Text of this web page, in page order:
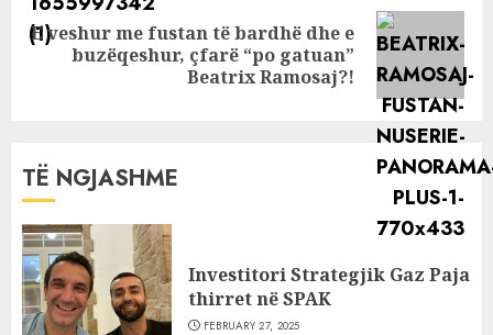
Next
E veshur me fustan të bardhë dhe e
buzëqeshur, çfarë “po gatuan”
Beatrix Ramosaj?!
TË NGJASHME
Investitori Strategjik Gaz Paja
thirret në SPAK
FEBRUARY 27, 2025